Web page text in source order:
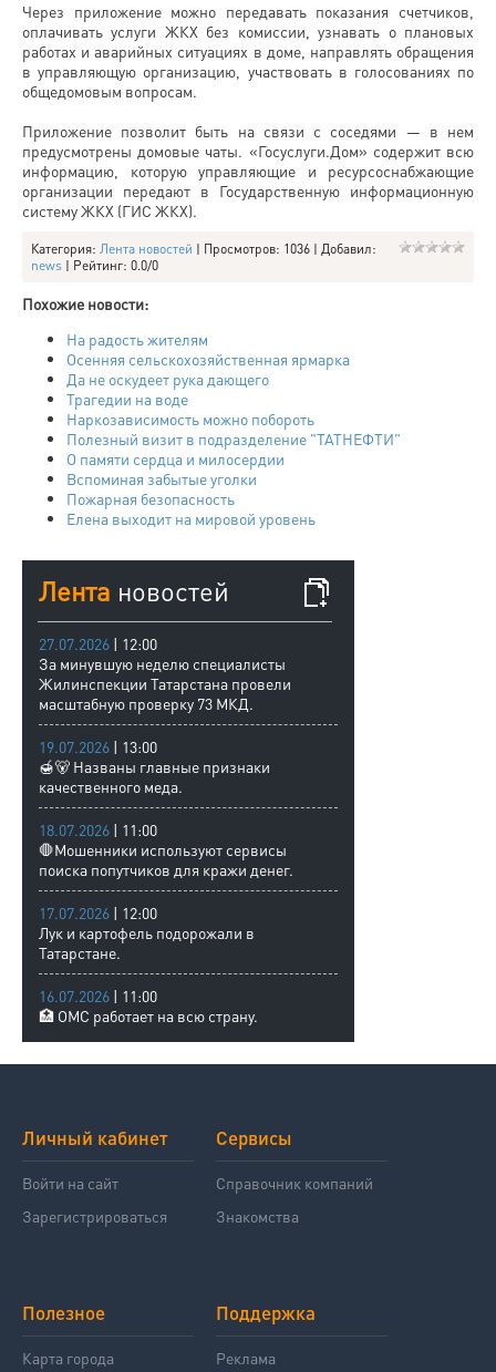
Через приложение можно передавать показания счетчиков,
оплачивать услуги ЖКХ без комиссии, узнавать о плановых
работах и аварийных ситуациях в доме, направлять обращения
в управляющую организацию, участвовать в голосованиях по
общедомовым вопросам.
Приложение позволит быть на связи с соседями — в нем
предусмотрены домовые чаты. «Госуслуги.Дом» содержит всю
информацию, которую управляющие и ресурсоснабжающие
организации передают в Государственную информационную
систему ЖКХ (ГИС ЖКХ).
Категория: Лента новостей | Просмотров: 1036 | Добавил:
news | Рейтинг: 0.0/0
Похожие новости:
На радость жителям
Осенняя сельскохозяйственная ярмарка
Да не оскудеет рука дающего
Трагедии на воде
Наркозависимость можно побороть
Полезный визит в подразделение "ТАТНЕФТИ"
О памяти сердца и милосердии
Вспоминая забытые уголки
Пожарная безопасность
Елена выходит на мировой уровень
Лента новостей
27.07.2026 | 12:00
За минувшую неделю специалисты
Жилинспекции Татарстана провели
масштабную проверку 73 МКД.
19.07.2026 | 13:00
🍯🐻 Названы главные признаки
качественного меда.
18.07.2026 | 11:00
🛑Мошенники используют сервисы
поиска попутчиков для кражи денег.
17.07.2026 | 12:00
Лук и картофель подорожали в
Татарстане.
16.07.2026 | 11:00
🏥 ОМС работает на всю страну.
Личный кабинет
Войти на сайт
Зарегистрироваться
Сервисы
Справочник компаний
Знакомства
Полезное
Карта города
Поддержка
Реклама